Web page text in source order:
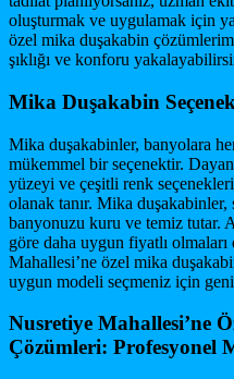
oluşturmak ve uygulamak için
özel mika duşakabin
şıklığı ve konforu
Mika Duşakabin
Mika duşakabinler, banyolara
mükemmel bir seçenektir.
yüzeyi ve çeşitli renk
olanak tanır. Mika duşakabinler,
banyonuzu kuru ve temiz tutar.
göre daha uygun fiyatlı
Mahallesi’ne özel mika
uygun modeli seçmeniz için
Nusretiye Mahallesi’ne
Çözümleri: Profesyonel